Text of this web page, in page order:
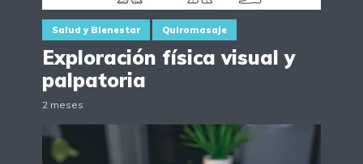
Salud y Bienestar Quiromasaje
Exploración física visual y
palpatoria
2 meses